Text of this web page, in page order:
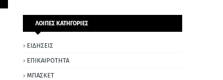
ΛΟΙΠΕΣ ΚΑΤΗΓΟΡΙΕΣ
ΕΙΔΗΣΕΙΣ
ΕΠΙΚΑΙΡΟΤΗΤΑ
ΜΠΑΣΚΕΤ